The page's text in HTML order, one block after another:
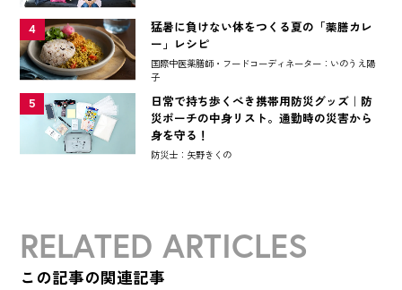
4
猛暑に負けない体をつくる夏の「薬膳カレ
ー」レシピ
国際中医薬膳師・フードコーディネーター：いのうえ陽
子
5
日常で持ち歩くべき携帯用防災グッズ｜防
災ポーチの中身リスト。通勤時の災害から
身を守る！
防災士：矢野きくの
RELATED ARTICLES
この記事の関連記事